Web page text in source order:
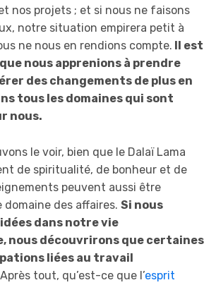
nos projets ; et si nous ne faisons
notre situation empirera petit à
ne nous en rendions compte. Il est
nous apprenions à prendre
des changements de plus en
tous les domaines qui sont
nous.
le voir, bien que le Dalaï Lama
de spiritualité, de bonheur et de
peuvent aussi être
domaine des affaires. Si nous
dans notre vie
nous découvrirons que certaines
liées au travail
Après tout, qu’est-ce que l’esprit